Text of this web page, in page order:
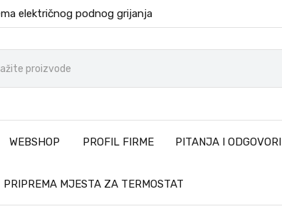
električnog podnog grijanja
WEBSHOP PROFIL FIRME PITANJA I ODGOVORI
PRIPREMA MJESTA ZA TERMOSTAT